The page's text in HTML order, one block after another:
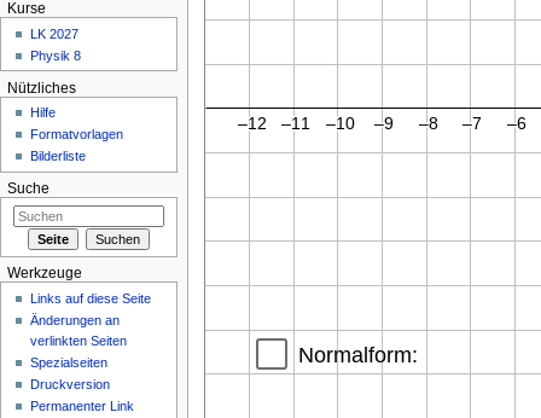
Kurse
LK 2027
Physik 8
Nützliches
Hilfe
Formatvorlagen
Bilderliste
Suche
Werkzeuge
Links auf diese Seite
Änderungen an
verlinkten Seiten
Spezialseiten
Druckversion
Permanenter Link